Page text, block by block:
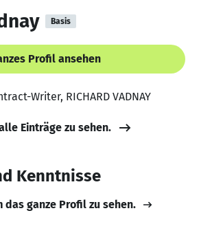
Basis
Profil ansehen
Writer, RICHARD VADNAY
Einträge zu sehen.
Kenntnisse
das ganze Profil zu sehen.